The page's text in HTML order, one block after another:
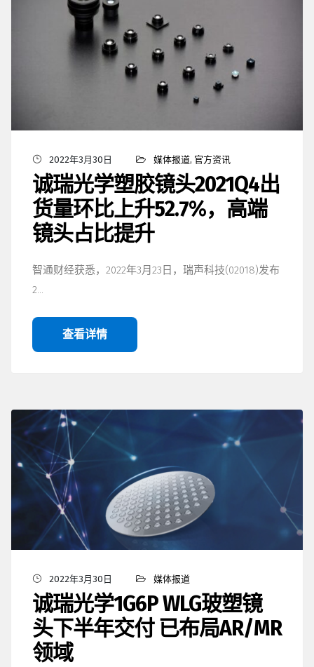
2022年3月30日 媒体报道, 官方资讯
诚瑞光学塑胶镜头2021Q4出
货量环比上升52.7%，高端
镜头占比提升
智通财经获悉，2022年3月23日，瑞声科技(02018)发布
2…
查看详情
2022年3月30日 媒体报道
诚瑞光学1G6P WLG玻塑镜
头下半年交付 已布局AR/MR
领域